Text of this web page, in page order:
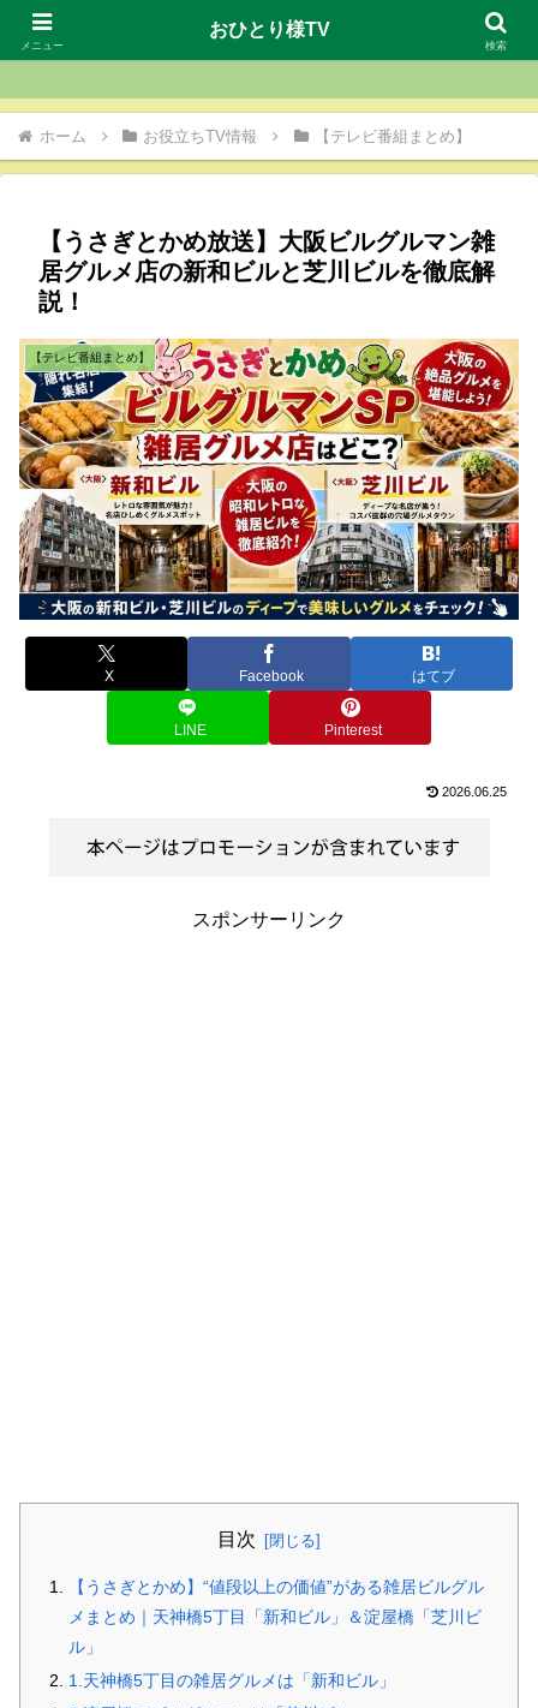
おひとり様TV
ホーム お役立ちTV情報 【テレビ番組まとめ】
【うさぎとかめ放送】大阪ビルグルマン雑
居グルメ店の新和ビルと芝川ビルを徹底解
説！
【テレビ番組まとめ】
X Facebook はてブ
LINE Pinterest
2026.06.25
スポンサーリンク
目次
【うさぎとかめ】“値段以上の価値”がある雑居ビルグル
メまとめ｜天神橋5丁目「新和ビル」＆淀屋橋「芝川ビ
ル」
1.天神橋5丁目の雑居グルメは「新和ビル」
メニュー
おひとり様TV
検索